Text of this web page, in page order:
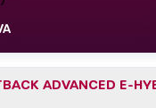
ADVANCED E-